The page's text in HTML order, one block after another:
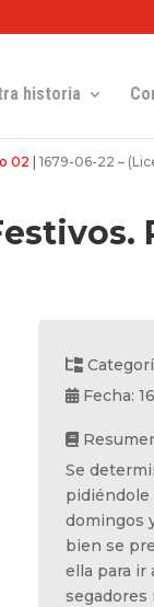
historia
02 1679-06-22 –
Fecha:
Se
pidiéndole
domingos
bien se
ella para ir
segadores